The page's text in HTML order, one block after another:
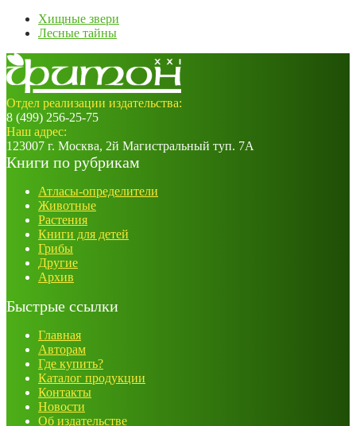
Хищные звери
Лесные тайны
Отдел реализации издательства:
8 (499) 256-25-75
Наш адрес:
123007 г. Москва, 2й Магистральный туп. 7А
Книги по рубрикам
Атласы-определители
Животные
Растения
Книги для детей
Грибы
Другие
Архив
Быстрые ссылки
Главная
Авторам
Где купить?
Каталог продукции
Контакты
Новости
Об издательстве